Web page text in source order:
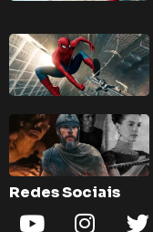
Redes Sociais